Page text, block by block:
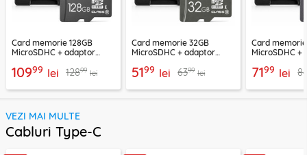
Card memorie 128GB
MicroSDHC + adaptor
10999 lei 12899 lei
Card memorie 32GB
MicroSDHC + adaptor
5199 lei 6399 lei
Card
MicroSDHC +
7199 lei
VEZI MAI MULTE
Cabluri Type-C